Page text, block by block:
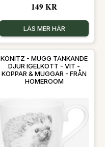
149 KR
LÄS MER HÄR
KÖNITZ - MUGG TÄNKANDE
DJUR IGELKOTT - VIT -
KOPPAR & MUGGAR - FRÅN
HOMEROOM